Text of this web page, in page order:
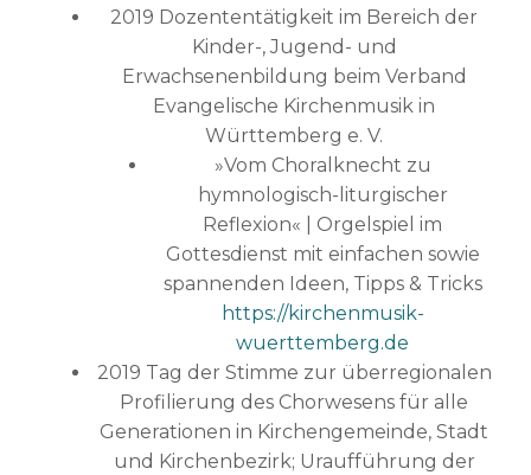
2019 Dozententätigkeit im Bereich der
Kinder-, Jugend- und
Erwachsenenbildung beim Verband
Evangelische Kirchenmusik in
Württemberg e. V.
»Vom Choralknecht zu
hymnologisch-liturgischer
Reflexion« | Orgelspiel im
Gottesdienst mit einfachen sowie
spannenden Ideen, Tipps & Tricks
https://kirchenmusik-
wuerttemberg.de
2019 Tag der Stimme zur überregionalen
Profilierung des Chorwesens für alle
Generationen in Kirchengemeinde, Stadt
und Kirchenbezirk; Uraufführung der